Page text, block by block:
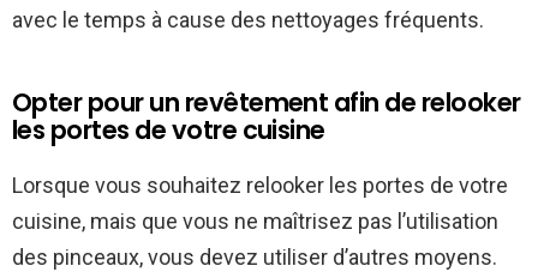
avec le temps à cause des nettoyages fréquents.
Opter pour un revêtement afin de relooker
les portes de votre cuisine
Lorsque vous souhaitez relooker les portes de votre
cuisine, mais que vous ne maîtrisez pas l’utilisation
des pinceaux, vous devez utiliser d’autres moyens.